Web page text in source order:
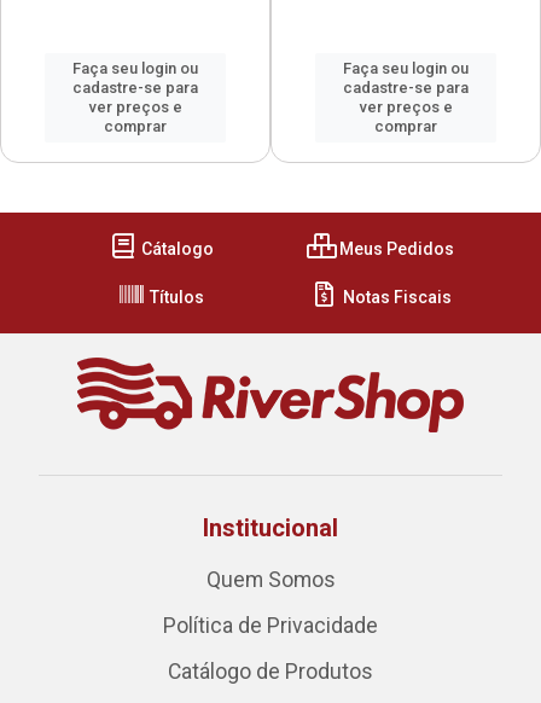
Faça seu login ou
cadastre-se para
ver preços e
comprar
Faça seu login ou
cadastre-se para
ver preços e
comprar
Cátalogo Meus Pedidos
Títulos Notas Fiscais
Institucional
Quem Somos
Política de Privacidade
Catálogo de Produtos